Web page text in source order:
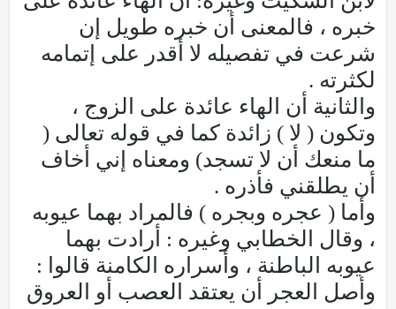
خبره ، فالمعنى أن خبره طويل إن
شرعت في تفصيله لا أقدر على إتمامه
لكثرته .
والثانية أن الهاء عائدة على الزوج ،
وتكون ( لا ) زائدة كما في قوله تعالى (
ما منعك أن لا تسجد) ومعناه إني أخاف
أن يطلقني فأذره .
وأما ( عجره وبجره ) فالمراد بهما عيوبه
، وقال الخطابي وغيره : أرادت بهما
عيوبه الباطنة ، وأسراره الكامنة قالوا :
وأصل العجر أن يعتقد العصب أو العروق